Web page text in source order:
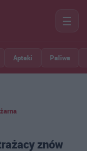
☰
Apteki Paliwa
znów